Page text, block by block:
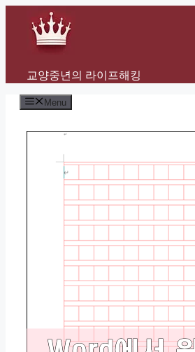
content
교양중년의 라이프해킹
Menu